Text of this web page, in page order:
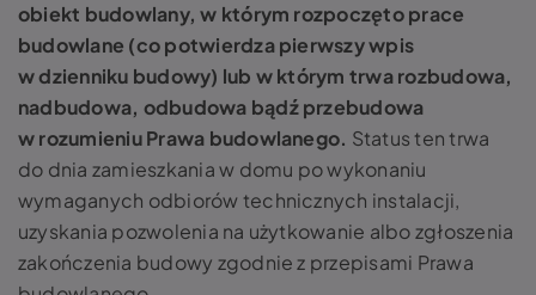
obiekt budowlany, w którym rozpoczęto prace
budowlane (co potwierdza pierwszy wpis
w dzienniku budowy) lub w którym trwa rozbudowa,
nadbudowa, odbudowa bądź przebudowa
w rozumieniu Prawa budowlanego. Status ten trwa
do dnia zamieszkania w domu po wykonaniu
wymaganych odbiorów technicznych instalacji,
uzyskania pozwolenia na użytkowanie albo zgłoszenia
zakończenia budowy zgodnie z przepisami Prawa